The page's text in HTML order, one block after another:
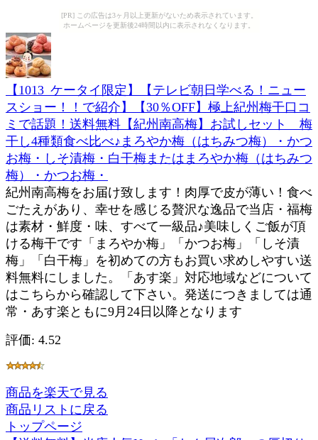
[PR] この広告は3ヶ月以上更新がないため表示されています。
ホームページを更新後24時間以内に表示されなくなります。
【1013_ケータイ限定】【テレビ朝日学べる！ニュー
スショー！！で紹介】【30％OFF】極上紀州梅干口コ
ミで話題！送料無料【紀州南高梅】お試しセット 梅
干し4種類食べ比べ♪まろやか梅（はちみつ梅）・かつ
お梅・しそ漬梅・白干梅またはまろやか梅（はちみつ
梅）・かつお梅・
紀州南高梅をお届け致します！肉厚で皮が薄い！食べ
ごたえがあり、幸せを感じる贅沢な逸品で当店・福梅
は素材・鮮度・味、すべて一級品♪美味しくご飯が頂
ける梅干です「まろやか梅」「かつお梅」「しそ漬
梅」「白干梅」を初めての方もお買い求めしやすい送
料無料にしました。「あす楽」対応地域などについて
はこちらから確認して下さい。発送につきましては通
常・あす楽ともに9月24日以降となります
評価: 4.52
商品を楽天で見る
商品リストに戻る
トップページ